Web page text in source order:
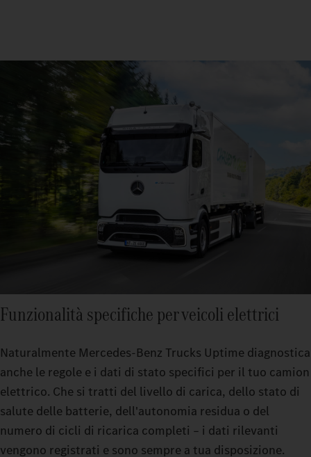
Funzionalità specifiche per veicoli elettrici
Naturalmente Mercedes‑Benz Trucks Uptime diagnostica
anche le regole e i dati di stato specifici per il tuo camion
elettrico. Che si tratti del livello di carica, dello stato di
salute delle batterie, dell'autonomia residua o del
numero di cicli di ricarica completi – i dati rilevanti
vengono registrati e sono sempre a tua disposizione.